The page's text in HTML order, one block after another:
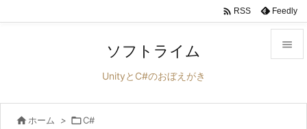


 RSS Feedly
ソフトライム
UnityとC#のおぼえがき
 ホーム > C#